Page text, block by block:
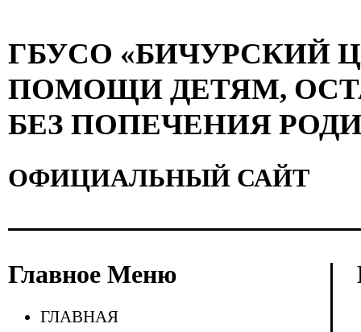
ГБУСО «БИЧУРСКИЙ
ПОМОЩИ ДЕТЯМ,
БЕЗ ПОПЕЧЕНИЯ
ОФИЦИАЛЬНЫЙ САЙТ
Главное Меню
ГЛАВНАЯ